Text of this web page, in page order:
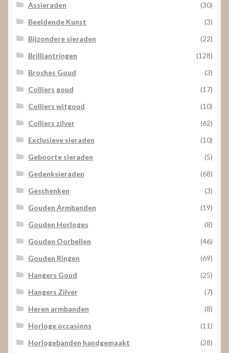
Assieraden
(30)
Beeldende Kunst
(3)
Bijzondere sieraden
(22)
Brilliantringen
(128)
Broches Goud
(3)
Colliers goud
(17)
Colliers witgoud
(10)
Colliers zilver
(62)
Exclusieve sieraden
(10)
Geboorte sieraden
(5)
Gedenksieraden
(68)
Geschenken
(3)
Gouden Armbanden
(19)
Gouden Horloges
(8)
Gouden Oorbellen
(46)
Gouden Ringen
(69)
Hangers Goud
(25)
Hangers Zilver
(7)
Heren armbanden
(8)
Horloge occasions
(11)
Horlogebanden handgemaakt
(28)